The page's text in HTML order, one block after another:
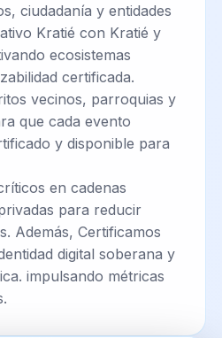
ciudadanía y entidades
Kratié con Kratié y
ecosistemas
certificada.
vecinos, parroquias y
que cada evento
y disponible para
en cadenas
para reducir
Además, Certificamos
digital soberana y
impulsando métricas